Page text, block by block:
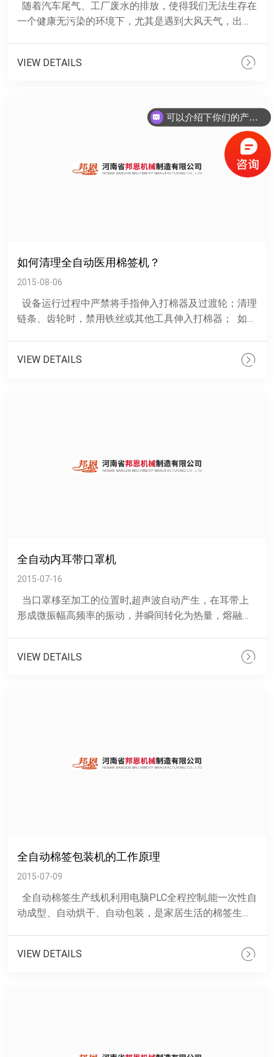
随着汽车尾气、工厂废水的排放，使得我们无法生存在
一个健康无污染的环境下，尤其是遇到大风天气，出门
VIEW DETAILS
如何清理全自动医用棉签机？
2015-08-06
设备运行过程中严禁将手指伸入打棉器及过渡轮；清理
链条、齿轮时，禁用铁丝或其他工具伸入打棉器； 如需
VIEW DETAILS
全自动内耳带口罩机
2015-07-16
当口罩移至加工的位置时,超声波自动产生，在耳带上
形成微振幅高频率的振动，并瞬间转化为热量，熔融所
VIEW DETAILS
全自动棉签包装机的工作原理
2015-07-09
全自动棉签生产线机利用电脑PLC全程控制,能一次性自
动成型、自动烘干、自动包装，是家居生活的棉签生产
VIEW DETAILS
你们是怎么收费的呢？